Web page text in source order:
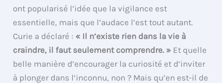
ont popularisé l’idée que la vigilance est
essentielle, mais que l’audace l’est tout autant.
Curie a déclaré : « Il n’existe rien dans la vie à
craindre, il faut seulement comprendre. » Et quelle
belle manière d’encourager la curiosité et d’inviter
à plonger dans l’inconnu, non ? Mais qu’en est-il de